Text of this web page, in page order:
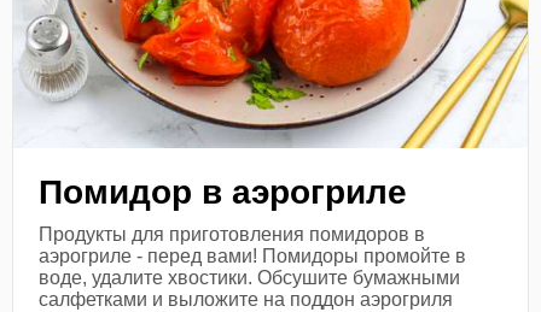
Помидор в аэрогриле
Продукты для приготовления помидоров в
аэрогриле - перед вами! Помидоры промойте в
воде, удалите хвостики. Обсушите бумажными
салфетками и выложите на поддон аэрогриля